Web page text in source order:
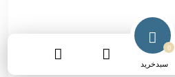
سبدخرید
0